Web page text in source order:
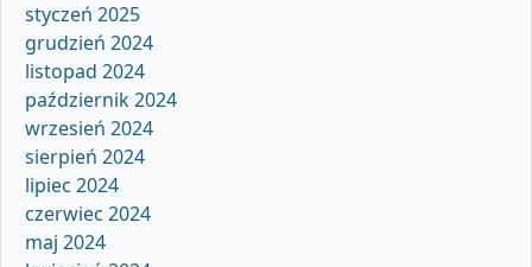
styczeń 2025
grudzień 2024
listopad 2024
październik 2024
wrzesień 2024
sierpień 2024
lipiec 2024
czerwiec 2024
maj 2024